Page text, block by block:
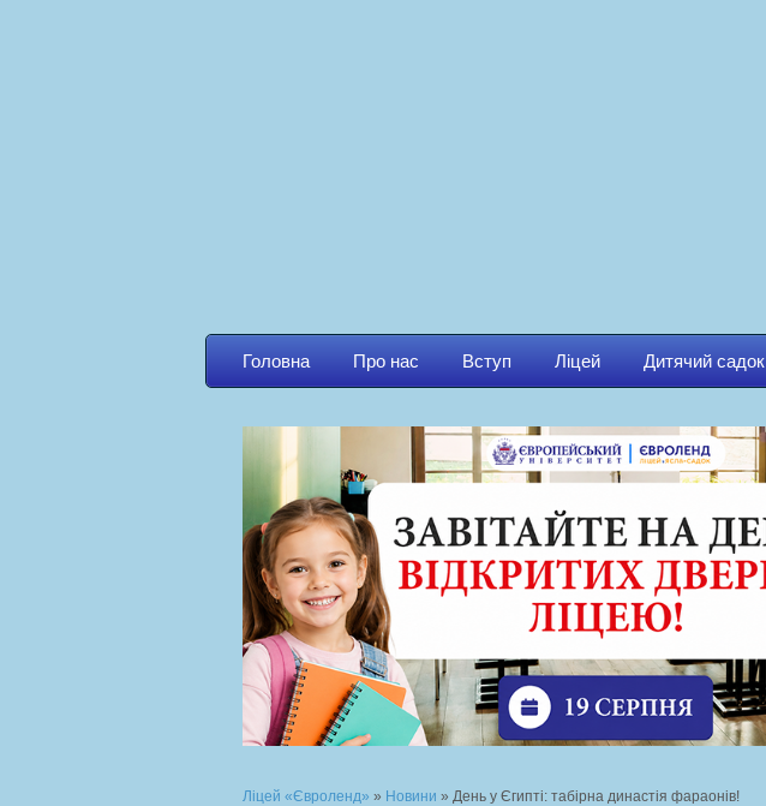
Головна Про нас Вступ Ліцей Дитячий садок
Ліцей «Євроленд» » Новини » День у Єгипті: табірна династія фараонів!